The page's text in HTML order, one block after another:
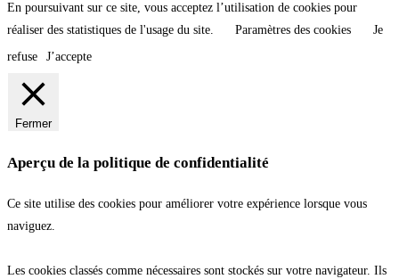
En poursuivant sur ce site, vous acceptez l’utilisation de cookies pour
réaliser des statistiques de l'usage du site.
Paramètres des cookies
Je
refuse
J’accepte
Fermer
Aperçu de la politique de confidentialité
Ce site utilise des cookies pour améliorer votre expérience lorsque vous
naviguez.
Les cookies classés comme nécessaires sont stockés sur votre navigateur. Ils